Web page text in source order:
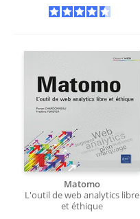
Matomo
L'outil de web analytics libre
et éthique